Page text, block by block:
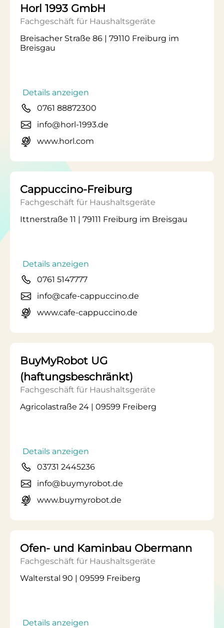
Horl 1993 GmbH
Fachgeschäft für Haushaltsgeräte
Breisacher Straße 86 | 79110 Freiburg im
Breisgau
Details anzeigen
0761 88872300
info@horl-1993.de
www.horl.com
Cappuccino-Freiburg
Fachgeschäft für Haushaltsgeräte
Ittnerstraße 11 | 79111 Freiburg im Breisgau
Details anzeigen
0761 5147777
info@cafe-cappuccino.de
www.cafe-cappuccino.de
BuyMyRobot UG
(haftungsbeschränkt)
Fachgeschäft für Haushaltsgeräte
Agricolastraße 24 | 09599 Freiberg
Details anzeigen
03731 2445236
info@buymyrobot.de
www.buymyrobot.de
Ofen- und Kaminbau Obermann
Fachgeschäft für Haushaltsgeräte
Walterstal 90 | 09599 Freiberg
Details anzeigen